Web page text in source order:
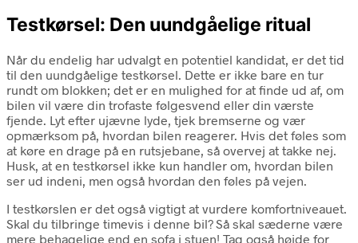
Testkørsel: Den uundgåelige ritual
Når du endelig har udvalgt en potentiel kandidat, er det tid
til den uundgåelige testkørsel. Dette er ikke bare en tur
rundt om blokken; det er en mulighed for at finde ud af, om
bilen vil være din trofaste følgesvend eller din værste
fjende. Lyt efter ujævne lyde, tjek bremserne og vær
opmærksom på, hvordan bilen reagerer. Hvis det føles som
at køre en drage på en rutsjebane, så overvej at takke nej.
Husk, at en testkørsel ikke kun handler om, hvordan bilen
ser ud indeni, men også hvordan den føles på vejen.
I testkørslen er det også vigtigt at vurdere komfortniveauet.
Skal du tilbringe timevis i denne bil? Så skal sæderne være
mere behagelige end en sofa i stuen! Tag også højde for